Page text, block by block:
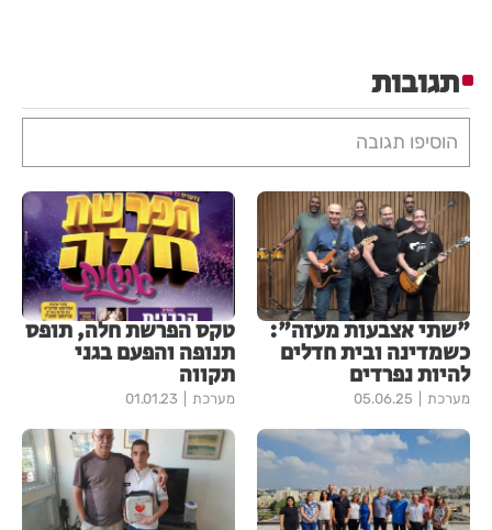
תגובות
הוסיפו תגובה
"שתי אצבעות מעזה":
כשמדינה ובית חדלים
להיות נפרדים
מערכת 05.06.25
טקס הפרשת חלה, תופס
תנופה והפעם בגני
תקווה
מערכת 01.01.23